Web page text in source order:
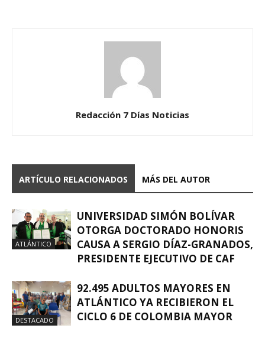
Redacción 7 Días Noticias
ARTÍCULO RELACIONADOS MÁS DEL AUTOR
ATLÁNTICO
UNIVERSIDAD SIMÓN BOLÍVAR
OTORGA DOCTORADO HONORIS
CAUSA A SERGIO DÍAZ-GRANADOS,
PRESIDENTE EJECUTIVO DE CAF
DESTACADO
92.495 ADULTOS MAYORES EN
ATLÁNTICO YA RECIBIERON EL
CICLO 6 DE COLOMBIA MAYOR